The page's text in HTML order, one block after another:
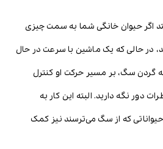
اگر حیوان خانگی شما به سمت چیزی
در حالی که یک ماشین با سرعت در حال
گردن سگ، بر مسیر حرکت او کنترل
دور نگه دارید. البته این کار به
که از سگ می‌ترسند نیز کمک